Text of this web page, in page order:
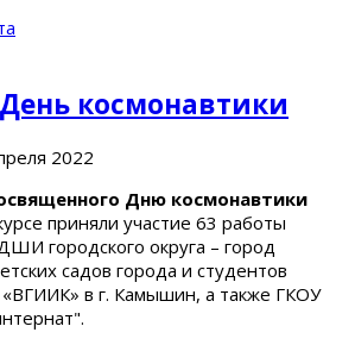
космонавтики
2022
Дню космонавтики
приняли участие 63 работы
городского округа – город
садов города и студентов
в г. Камышин, а также ГКОУ